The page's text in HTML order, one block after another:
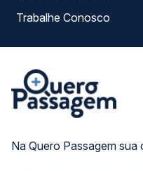
Na Quero Passagem
Trabalhe Conosco